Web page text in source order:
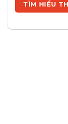
TÌM HIỂU